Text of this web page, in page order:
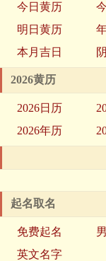
今日黄历
明日黄历
本月吉日
2026黄历
2026日历
2026年历
起名取名
免费起名
英文名字